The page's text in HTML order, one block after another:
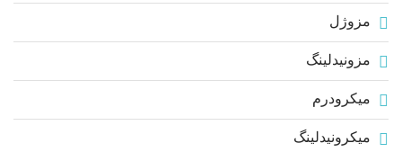
مزوژل
مزونیدلینگ
میکرودرم
میکرونیدلینگ